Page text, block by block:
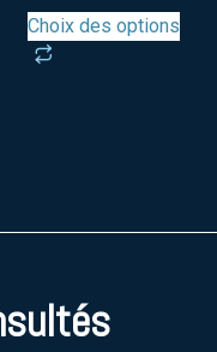
Choix des options